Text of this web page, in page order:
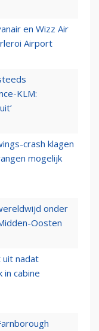
en Wizz Air
Airport
KLM:
crash klagen
mogelijk
onder
Oosten
uit nadat
cabine